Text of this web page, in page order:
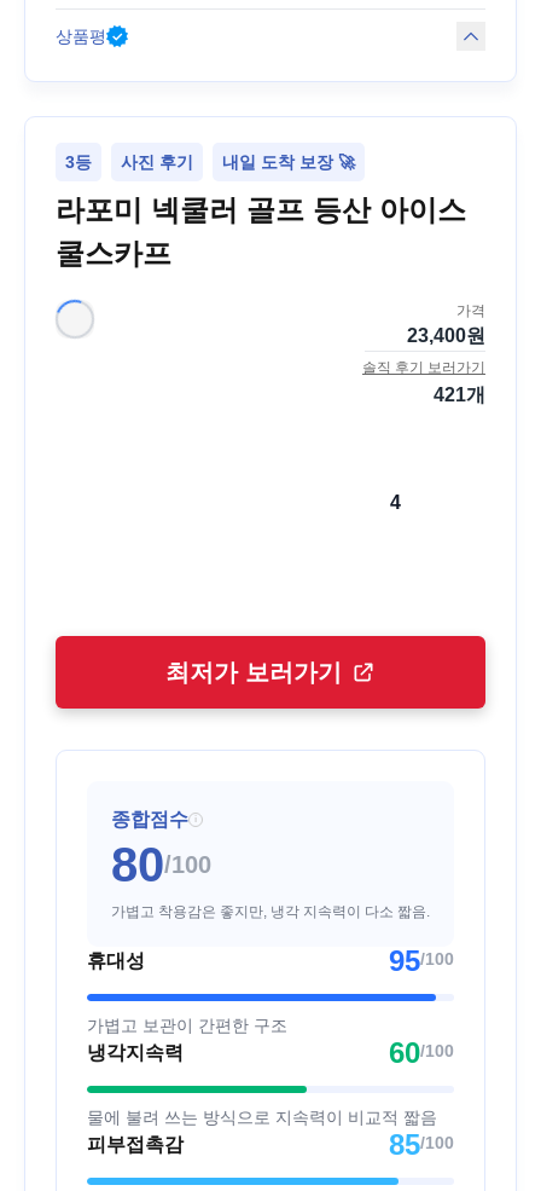
상품평
3등 사진 후기 내일 도착 보장 🚀
라포미 넥쿨러 골프 등산 아이스
쿨스카프
가격
23,400원
솔직 후기 보러가기
421개
4
최저가 보러가기
종합점수 i
80/100
가볍고 착용감은 좋지만, 냉각 지속력이 다소 짧음.
휴대성 95/100
가볍고 보관이 간편한 구조
냉각지속력 60/100
물에 불려 쓰는 방식으로 지속력이 비교적 짧음
피부접촉감 85/100